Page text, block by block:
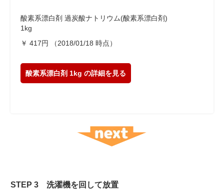
酸素系漂白剤 過炭酸ナトリウム(酸素系漂白剤)
1kg
￥ 417円 （2018/01/18 時点）
酸素系漂白剤 1kg の詳細を見る
STEP 3 洗濯機を回して放置